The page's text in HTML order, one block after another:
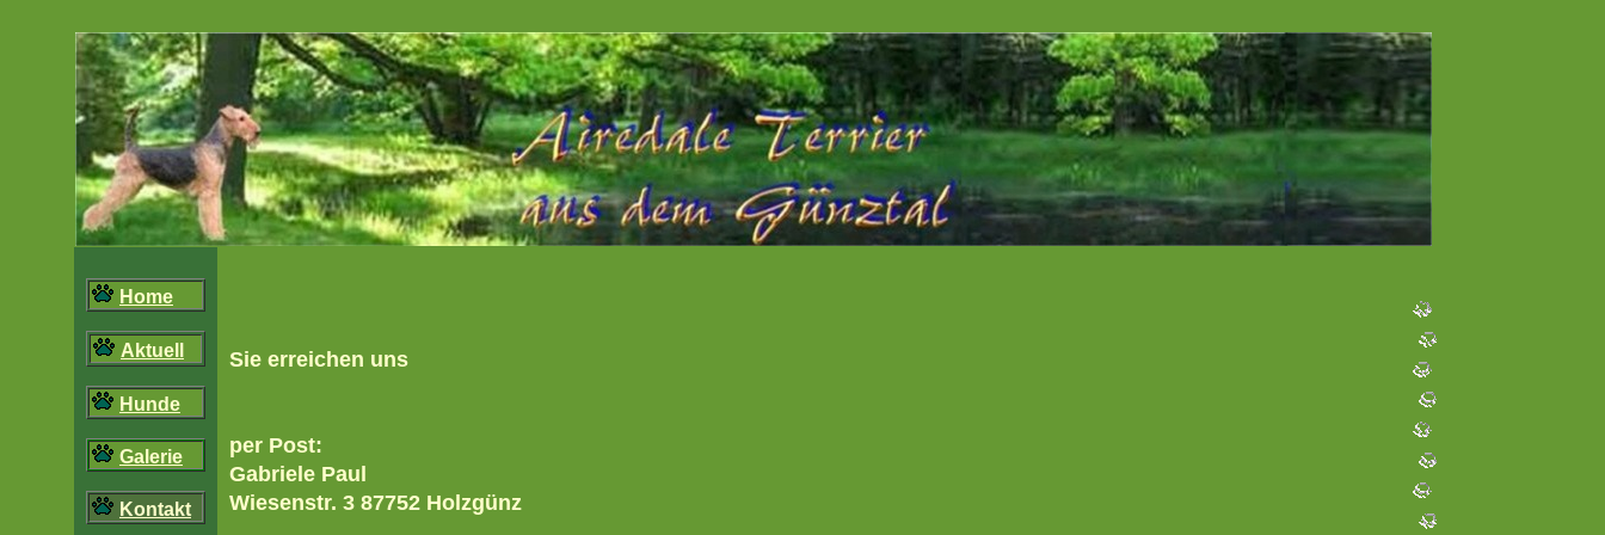
Home
Aktuell
Hunde
Galerie
Kontakt
Sie erreichen uns
per Post:
Gabriele Paul
Wiesenstr. 3 87752 Holzgünz